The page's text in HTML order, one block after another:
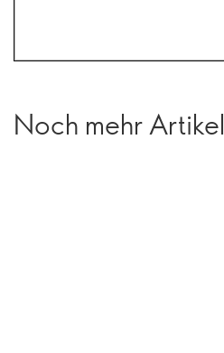
Noch mehr Artikel